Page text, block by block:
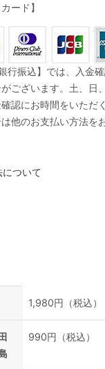
ード】
行振込】では、入金
ございます。土、日
認にお時間をいただ
他のお支払い方法を
について
1,980円（税込）
990円（税込）